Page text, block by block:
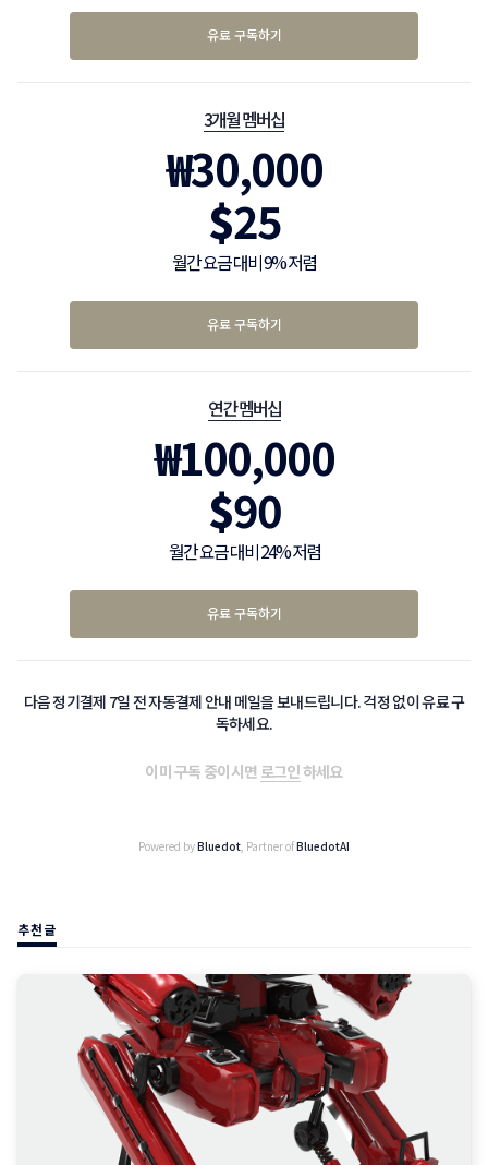
유료 구독하기
3개월 멤버십
₩30,000
$25
월간 요금 대비 9% 저렴
유료 구독하기
연간 멤버십
₩100,000
$90
월간 요금 대비 24% 저렴
유료 구독하기
다음 정기결제 7일 전 자동결제 안내 메일을 보내드립니다. 걱정 없이 유료 구
독하세요.
이미 구독 중이시면 로그인하세요
Powered byBluedot, Partner ofBluedotAI
추천글